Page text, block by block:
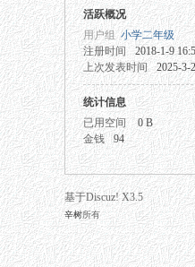
秘
网
活跃概况
用户组 小学二年级
注册时间
2018-1-9
上次发表时间
2025-3-
统计信息
已用空间
0 B
金钱
94
基于Discuz! X3.5
辛树所有